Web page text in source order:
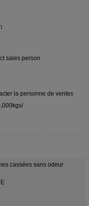
sales person
la personne de ventes
cassées sans odeur